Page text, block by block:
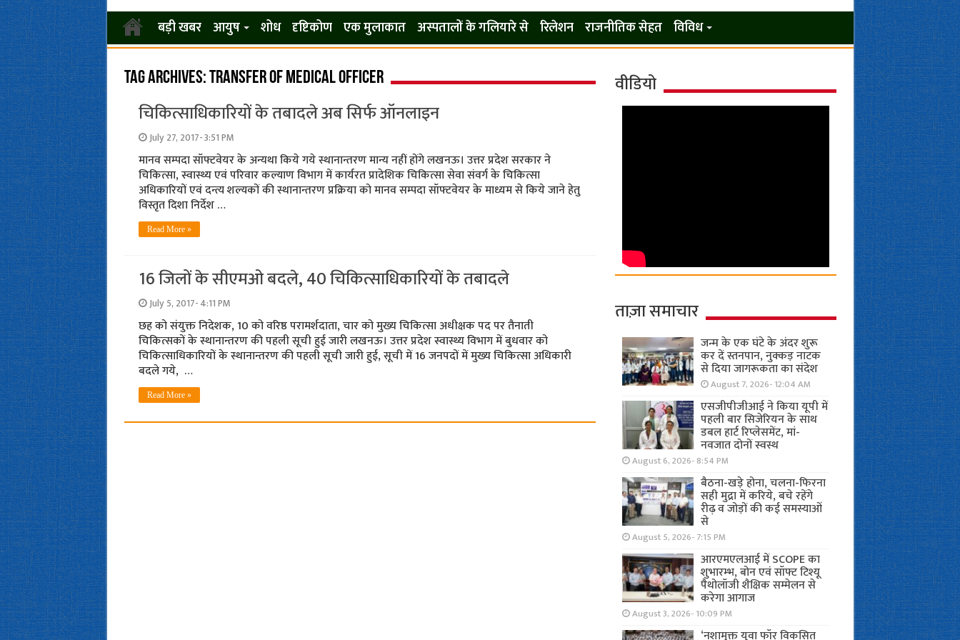
बड़ी खबर आयुष शोध दृष्टिकोण एक मुलाकात अस्पतालों के गलियारे से रिलेशन राजनीतिक सेहत विविध
Tag Archives:transfer of medical officer
चिकित्साधिकारियों के तबादले अब सिर्फ ऑनलाइन
July 27, 2017- 3:51 PM
मानव सम्पदा सॉफ्टवेयर के अन्यथा किये गये स्थानान्तरण मान्य नहीं होंगे लखनऊ। उत्तर प्रदेश सरकार ने
चिकित्सा, स्वास्थ्य एवं परिवार कल्याण विभाग में कार्यरत प्रादेशिक चिकित्सा सेवा संवर्ग के चिकित्सा
अधिकारियों एवं दन्त्य शल्यकों की स्थानान्तरण प्रक्रिया को मानव सम्पदा सॉफ्टवेयर के माध्यम से किये जाने हेतु
विस्तृत दिशा निर्देश …
Read More »
16 जिलों के सीएमओ बदले, 40 चिकित्साधिकारियों के तबादले
July 5, 2017- 4:11 PM
छह को संयुक्त निदेशक, 10 को वरिष्ठ परामर्शदाता, चार को मुख्य चिकित्सा अधीक्षक पद पर तैनाती
चिकित्सकों के स्थानान्तरण की पहली सूची हुई जारी लखनऊ। उत्तर प्रदेश स्वास्थ्य विभाग में बुधवार को
चिकित्साधिकारियों के स्थानान्तरण की पहली सूची जारी हुई, सूची में 16 जनपदों में मुख्य चिकित्सा अधिकारी
बदले गये, …
Read More »
वीडियो
ताज़ा समाचार
जन्म के एक घंटे के अंदर शुरू
कर दें स्तनपान, नुक्कड़ नाटक
से दिया जागरूकता का संदेश
August 7, 2026- 12:04 AM
एसजीपीजीआई ने किया यूपी में
पहली बार सिजेरियन के साथ
डबल हार्ट रिप्लेसमेंट, मां-
नवजात दोनों स्वस्थ
August 6, 2026- 8:54 PM
बैठना-खड़े होना, चलना-फिरना
सही मुद्रा में करिये, बचे रहेंगे
रीढ़ व जोड़ों की कई समस्याओं
से
August 5, 2026- 7:15 PM
आरएमएलआई में SCOPE का
शुभारम्भ, बोन एवं सॉफ्ट टिश्यू
पैथोलॉजी शैक्षिक सम्मेलन से
करेगा आगाज
August 3, 2026- 10:09 PM
‘नशामुक्त युवा फॉर विकसित